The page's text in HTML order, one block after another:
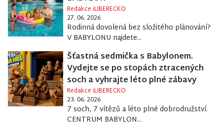
Redakce iLIBERECKO
27. 06. 2026
Rodinná dovolená bez složitého plánování?
V BABYLONU najdete...
Šťastná sedmička s Babylonem.
Vydejte se po stopách ztracených
soch a vyhrajte léto plné zábavy
Redakce iLIBERECKO
23. 06. 2026
7 soch, 7 vítězů a léto plné dobrodružství.
CENTRUM BABYLON...